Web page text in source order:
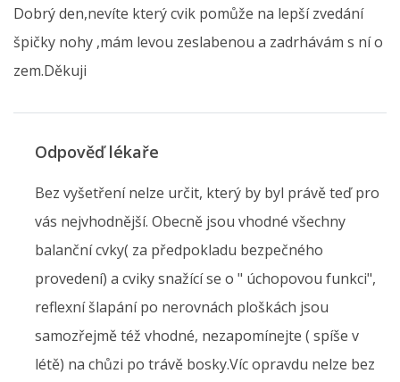
Dobrý den,nevíte který cvik pomůže na lepší zvedání
špičky nohy ,mám levou zeslabenou a zadrhávám s ní o
zem.Děkuji
Odpověď lékaře
Bez vyšetření nelze určit, který by byl právě teď pro
vás nejvhodnější. Obecně jsou vhodné všechny
balanční cvky( za předpokladu bezpečného
provedení) a cviky snažící se o " úchopovou funkci",
reflexní šlapání po nerovnách ploškách jsou
samozřejmě též vhodné, nezapomínejte ( spíše v
létě) na chůzi po trávě bosky.Víc opravdu nelze bez